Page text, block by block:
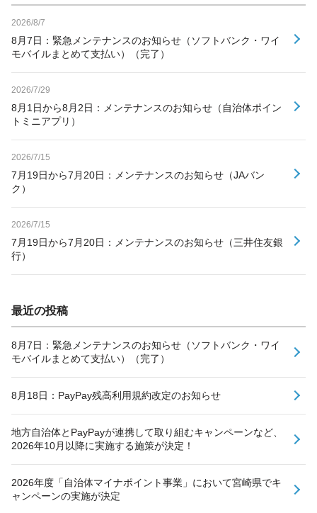
2026/8/7
8月7日：緊急メンテナンスのお知らせ（ソフトバンク・ワイ
モバイルまとめて支払い）（完了）
2026/7/29
8月1日から8月2日：メンテナンスのお知らせ（自治体ポイン
トミニアプリ）
2026/7/15
7月19日から7月20日：メンテナンスのお知らせ（JAバン
ク）
2026/7/15
7月19日から7月20日：メンテナンスのお知らせ（三井住友銀
行）
最近の投稿
8月7日：緊急メンテナンスのお知らせ（ソフトバンク・ワイ
モバイルまとめて支払い）（完了）
8月18日：PayPay残高利用規約改定のお知らせ
地方自治体とPayPayが連携して取り組むキャンペーンなど、
2026年10月以降に実施する施策が決定！
2026年度「自治体マイナポイント事業」において宮崎県でキ
ャンペーンの実施が決定